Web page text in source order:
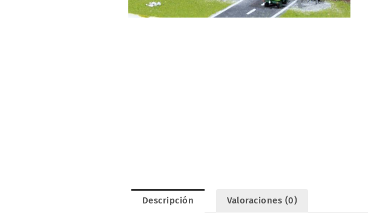
Descripción Valoraciones (0)